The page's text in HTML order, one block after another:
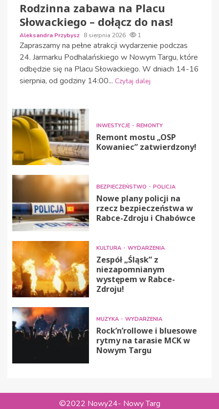
Rodzinna zabawa na Placu
Słowackiego – dołącz do nas!
Aleksandra Przybysz 8 sierpnia 2026 1
Zapraszamy na pełne atrakcji wydarzenie podczas
24. Jarmarku Podhalańskiego w Nowym Targu, które
odbędzie się na Placu Słowackiego. W dniach 14-16
sierpnia, od godziny 14:00... Czytaj dalej
INWESTYCJE REMONTY
Remont mostu „OSP
Kowaniec” zatwierdzony!
BEZPIECZEŃSTWO POLICJA
Nowe plany policji na
rzecz bezpieczeństwa w
Rabce-Zdroju i Chabówce
KULTURA WYDARZENIA
Zespół „Śląsk” z
niezapomnianym
występem w Rabce-
Zdroju!
MUZYKA WYDARZENIA
Rock’n’rollowe i bluesowe
rytmy na tarasie MCK w
Nowym Targu
©2022 Nowy24- Nowy Targ